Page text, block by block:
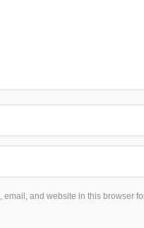
email, and website in this browser